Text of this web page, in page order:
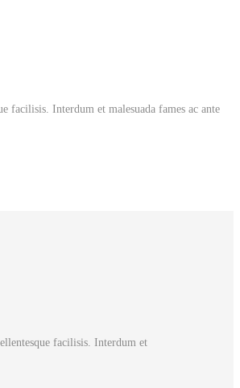
facilisis. Interdum et malesuada fames ac ante
facilisis. Interdum et